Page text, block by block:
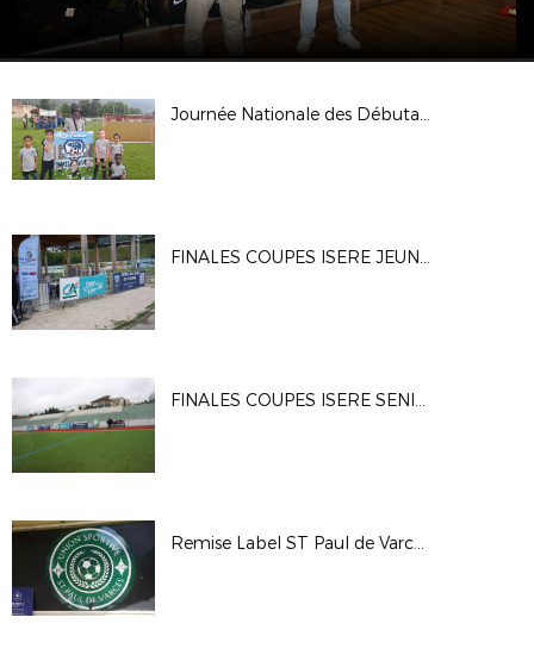
Journée Nationale des Débutants 2024
FINALES COUPES ISERE JEUNES 2024
FINALES COUPES ISERE SENIORS 2024
Remise Label ST Paul de Varces 2024